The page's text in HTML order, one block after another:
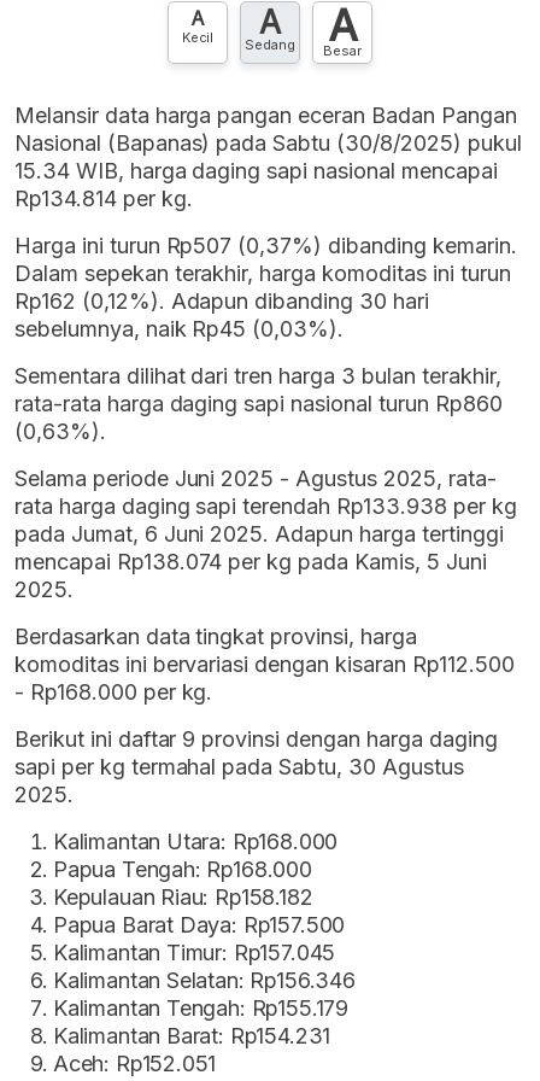
A
Kecil A
Sedang A
Besar
Melansir data harga pangan eceran Badan Pangan
Nasional (Bapanas) pada Sabtu (30/8/2025) pukul
15.34 WIB, harga daging sapi nasional mencapai
Rp134.814 per kg.
Harga ini turun Rp507 (0,37%) dibanding kemarin.
Dalam sepekan terakhir, harga komoditas ini turun
Rp162 (0,12%). Adapun dibanding 30 hari
sebelumnya, naik Rp45 (0,03%).
Sementara dilihat dari tren harga 3 bulan terakhir,
rata-rata harga daging sapi nasional turun Rp860
(0,63%).
Selama periode Juni 2025 - Agustus 2025, rata-
rata harga daging sapi terendah Rp133.938 per kg
pada Jumat, 6 Juni 2025. Adapun harga tertinggi
mencapai Rp138.074 per kg pada Kamis, 5 Juni
2025.
Berdasarkan data tingkat provinsi, harga
komoditas ini bervariasi dengan kisaran Rp112.500
- Rp168.000 per kg.
Berikut ini daftar 9 provinsi dengan harga daging
sapi per kg termahal pada Sabtu, 30 Agustus
2025.
Kalimantan Utara: Rp168.000
Papua Tengah: Rp168.000
Kepulauan Riau: Rp158.182
Papua Barat Daya: Rp157.500
Kalimantan Timur: Rp157.045
Kalimantan Selatan: Rp156.346
Kalimantan Tengah: Rp155.179
Kalimantan Barat: Rp154.231
Aceh: Rp152.051